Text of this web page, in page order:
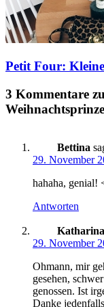
Petit Four:
3 Kommentare
Bettina
29. November
hahaha, genial!
Antworten
29. November
Ohmann, mir
gesehen,
genossen. Ist
Danke